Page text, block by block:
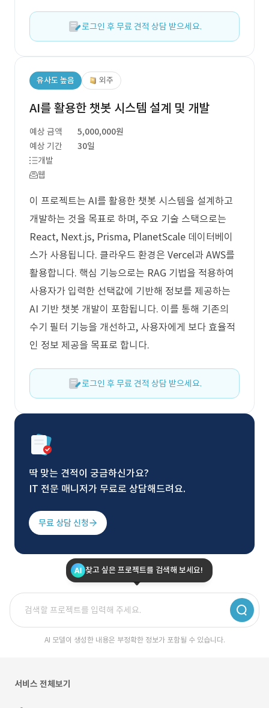
로그인 후 무료 견적 상담 받으세요.
유사도 높음 외주
AI를 활용한 챗봇 시스템 설계 및 개발
예상 금액
5,000,000원
예상 기간
30일
개발
웹
이 프로젝트는 AI를 활용한 챗봇 시스템을 설계하고
개발하는 것을 목표로 하며, 주요 기술 스택으로는
React, Next.js, Prisma, PlanetScale 데이터베이
스가 사용됩니다. 클라우드 환경은 Vercel과 AWS를
활용합니다. 핵심 기능으로는 RAG 기법을 적용하여
사용자가 입력한 선택값에 기반해 정보를 제공하는
AI 기반 챗봇 개발이 포함됩니다. 이를 통해 기존의
수기 필터 기능을 개선하고, 사용자에게 보다 효율적
인 정보 제공을 목표로 합니다.
로그인 후 무료 견적 상담 받으세요.
딱 맞는 견적이 궁금하신가요?
IT 전문 매니저가 무료로 상담해드려요.
무료 상담 신청
찾고 싶은 프로젝트를 검색해 보세요!
AI 모델이 생성한 내용은 부정확한 정보가 포함될 수 있습니다.
서비스 전체보기